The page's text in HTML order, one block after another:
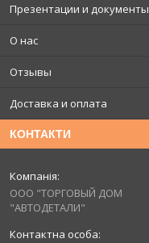
Презентации и документы
О нас
Отзывы
Доставка и оплата
КОНТАКТИ
ООО "ТОРГОВЫЙ ДОМ
"АВТОДЕТАЛИ"